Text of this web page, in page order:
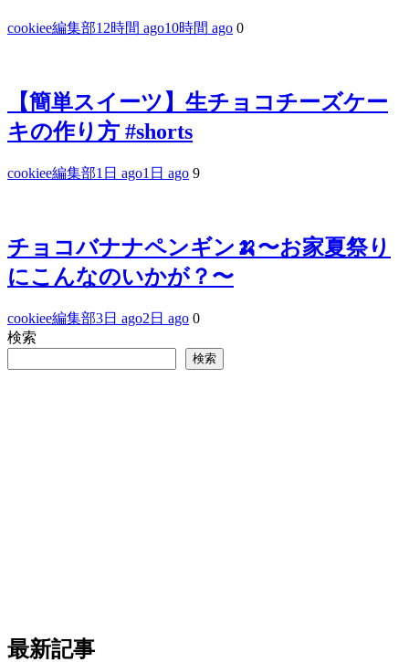
cookiee編集部12時間 ago10時間 ago 0
【簡単スイーツ】生チョコチーズケー
キの作り方 #shorts
cookiee編集部1日 ago1日 ago 9
チョコバナナペンギン🍌〜お家夏祭り
にこんなのいかが？〜
cookiee編集部3日 ago2日 ago 0
検索
検索
最新記事